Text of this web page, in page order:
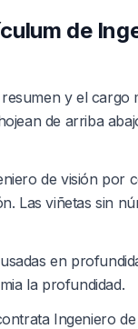
de
resumen y el cargo
de arriba
de visión por
Las viñetas sin
en
la profundidad.
Ingeniero